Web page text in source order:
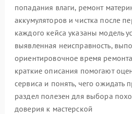
попадания влаги, ремонт
аккумуляторов и чистка после
каждого кейса указаны модель
выявленная неисправность,
ориентировочное время
краткие описания помогают
сервиса и понять, чего ожидать
раздел полезен для выбора
доверия к мастерской